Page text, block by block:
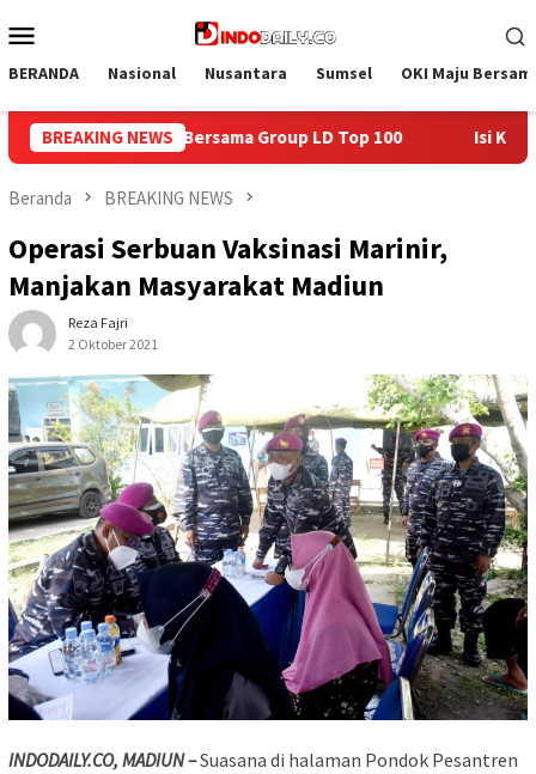
ke
Mobile
BERANDA Nasional Nusantara Sumsel OKI Maju
BREAKING NEWS
Top 100 Isi Kemerdekaan dengan Kepedulian, Lapas
Beranda BREAKING NEWS
Operasi Serbuan Vaksinasi Marinir,
Manjakan Masyarakat Madiun
Reza Fajri
2 Oktober 2021
INDODAILY.CO, MADIUN –Suasana di halaman Pondok Pesantren